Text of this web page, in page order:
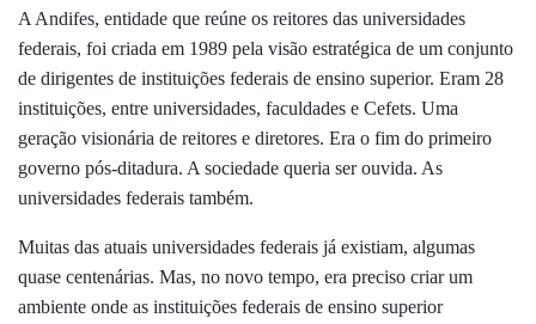
A Andifes, entidade que reúne os reitores das universidades
federais, foi criada em 1989 pela visão estratégica de um conjunto
de dirigentes de instituições federais de ensino superior. Eram 28
instituições, entre universidades, faculdades e Cefets. Uma
geração visionária de reitores e diretores. Era o fim do primeiro
governo pós-ditadura. A sociedade queria ser ouvida. As
universidades federais também.
Muitas das atuais universidades federais já existiam, algumas
quase centenárias. Mas, no novo tempo, era preciso criar um
ambiente onde as instituições federais de ensino superior